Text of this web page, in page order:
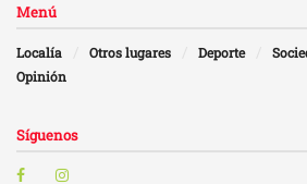
Menú
Localía Otros lugares Deporte
Opinión
Síguenos